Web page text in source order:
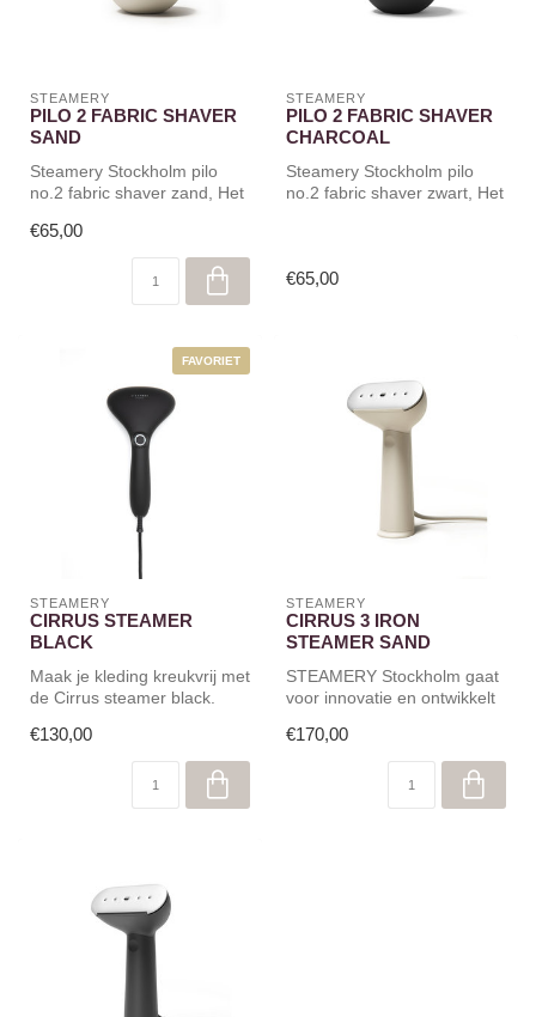
STEAMERY
PILO 2 FABRIC SHAVER
SAND
Steamery Stockholm pilo
no.2 fabric shaver zand, Het
fun...
€65,00
STEAMERY
PILO 2 FABRIC SHAVER
CHARCOAL
Steamery Stockholm pilo
no.2 fabric shaver zwart, Het
€65,00
FAVORIET
STEAMERY
CIRRUS STEAMER
BLACK
Maak je kleding kreukvrij met
de Cirrus steamer black.
€130,00
STEAMERY
CIRRUS 3 IRON
STEAMER SAND
STEAMERY Stockholm gaat
voor innovatie en ontwikkelt
Steamer...
€170,00